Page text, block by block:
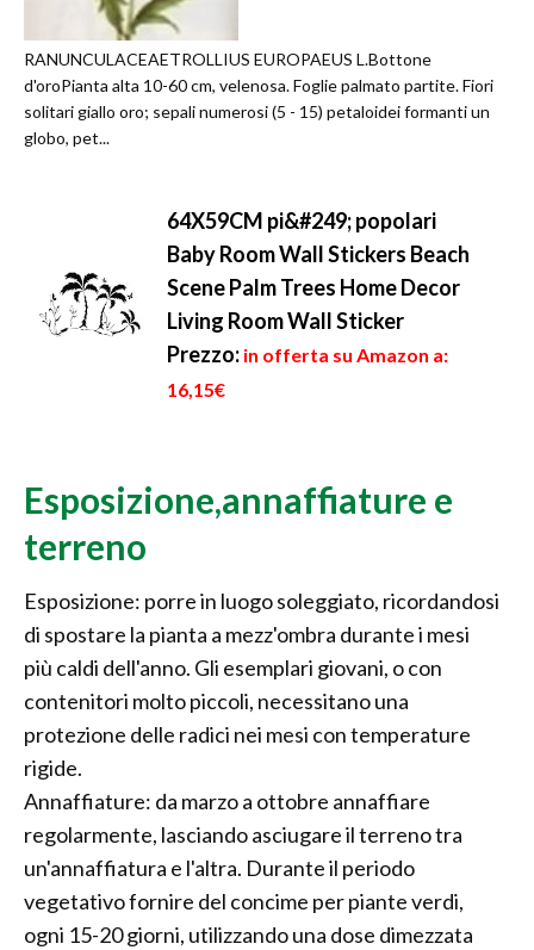
RANUNCULACEAETROLLIUS EUROPAEUS L.Bottone
d'oroPianta alta 10-60 cm, velenosa. Foglie palmato partite. Fiori
solitari giallo oro; sepali numerosi (5 - 15) petaloidei formanti un
globo, pet...
64X59CM pi&#249; popolari
Baby Room Wall Stickers Beach
Scene Palm Trees Home Decor
Living Room Wall Sticker
Prezzo: in offerta su Amazon a:
16,15€
Esposizione,annaffiature e
terreno
Esposizione: porre in luogo soleggiato, ricordandosi
di spostare la pianta a mezz'ombra durante i mesi
più caldi dell'anno. Gli esemplari giovani, o con
contenitori molto piccoli, necessitano una
protezione delle radici nei mesi con temperature
rigide.
Annaffiature: da marzo a ottobre annaffiare
regolarmente, lasciando asciugare il terreno tra
un'annaffiatura e l'altra. Durante il periodo
vegetativo fornire del concime per piante verdi,
ogni 15-20 giorni, utilizzando una dose dimezzata